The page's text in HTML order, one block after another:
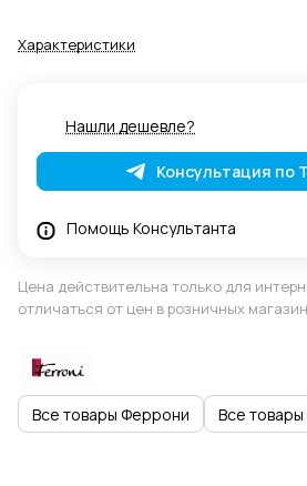
Характеристики
Нашли дешевле?
Консультация по
Помощь Консультанта
Цена действительна только для
отличаться от цен в розничных
Все товары Феррони Все товары